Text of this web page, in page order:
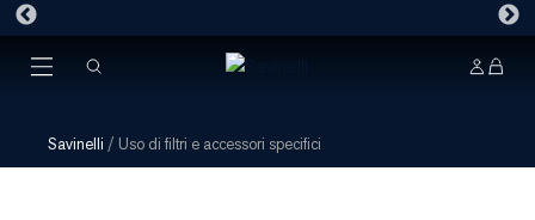
Savinelli / Uso di filtri e accessori specifici